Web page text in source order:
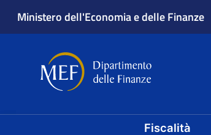
Fiscalità